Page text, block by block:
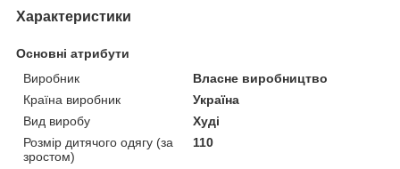
Характеристики
Основні атрибути
Виробник
Власне виробництво
Країна виробник
Україна
Вид виробу
Худі
Розмір дитячого одягу (за
зростом)
110